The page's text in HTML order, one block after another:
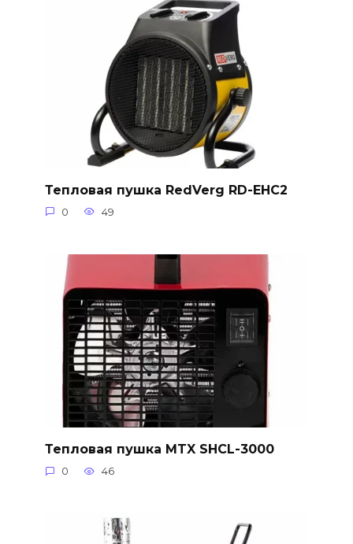
Тепловая пушка RedVerg RD-EHC2
0 49
Тепловая пушка MTX SHCL-3000
0 46